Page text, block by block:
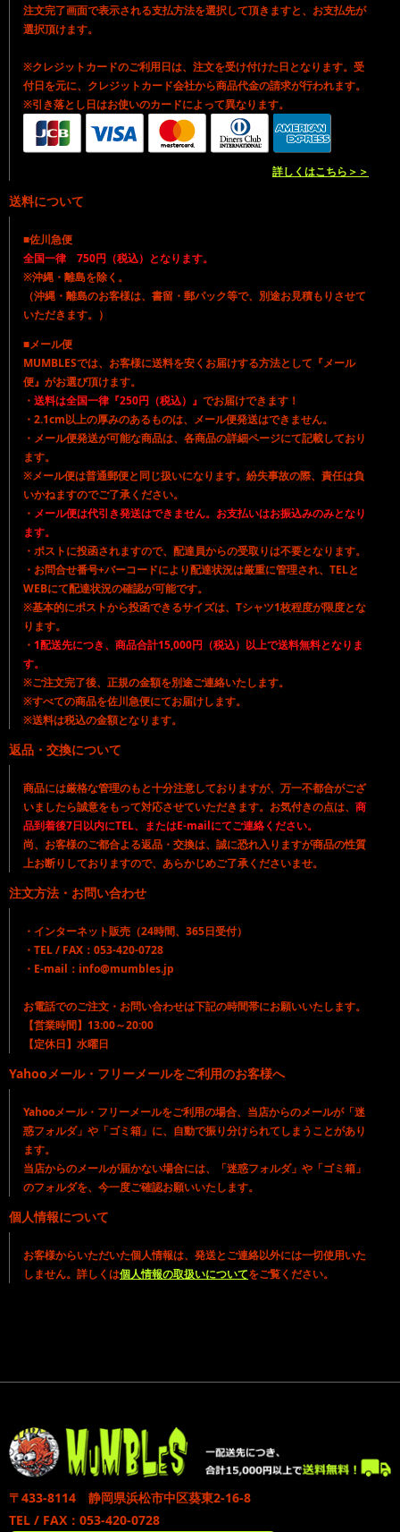
注文完了画面で表示される支払方法を選択して頂きますと、お支払先が
選択頂けます。
※クレジットカードのご利用日は、注文を受け付けた日となります。受
付日を元に、クレジットカード会社から商品代金の請求が行われます。
※引き落とし日はお使いのカードによって異なります。
詳しくはこちら＞＞
送料について
■佐川急便
全国一律 750円（税込）となります。
※沖縄・離島を除く。
（沖縄・離島のお客様は、書留・郵パック等で、別途お見積もりさせて
いただきます。）
■メール便
MUMBLESでは、お客様に送料を安くお届けする方法として『メール
便』がお選び頂けます。
・ 送料は全国一律『250円（税込）』 でお届けできます！
・2.1cm以上の厚みのあるものは、メール便発送はできません。
・メール便発送が可能な商品は、各商品の詳細ページにて記載しており
ます。
※メール便は普通郵便と同じ扱いになります。紛失事故の際、責任は負
いかねますのでご了承ください。
・ メール便は代引き発送はできません。お支払いはお振込みのみとなり
ます。
・ポストに投函されますので、配達員からの受取りは不要となります。
・お問合せ番号+バーコードにより配達状況は厳重に管理され、TELと
WEBにて配達状況の確認が可能です。
※基本的にポストから投函できるサイズは、Tシャツ1枚程度が限度とな
ります。
・ 1配送先につき、商品合計15,000円（税込）以上で送料無料となりま
す。
※ご注文完了後、正規の金額を別途ご連絡いたします。
※すべての商品を佐川急便にてお届けします。
※送料は税込の金額となります。
返品・交換について
商品には厳格な管理のもと十分注意しておりますが、万一不都合がござ
いましたら誠意をもって対応させていただきます。お気付きの点は、 商
品到着後7日以内にTEL、またはE-mailにてご連絡ください。
尚、お客様のご都合よる返品・交換は、誠に恐れ入りますが商品の性質
上お断りしておりますので、あらかじめご了承くださいませ。
注文方法・お問い合わせ
・インターネット販売（24時間、365日受付）
・TEL / FAX：053-420-0728
・E-mail：info@mumbles.jp
お電話でのご注文・お問い合わせは下記の時間帯にお願いいたします。
【営業時間】13:00～20:00
【定休日】水曜日
Yahooメール・フリーメールをご利用のお客様へ
Yahooメール・フリーメールをご利用の場合、当店からのメールが「迷
惑フォルダ」や「ゴミ箱」に、自動で振り分けられてしまうことがあり
ます。
当店からのメールが届かない場合には、「迷惑フォルダ」や「ゴミ箱」
のフォルダを、今一度ご確認お願いいたします。
個人情報について
お客様からいただいた個人情報は、発送とご連絡以外には一切使用いた
しません。詳しくは個人情報の取扱いについてをご覧ください。
〒433-8114 静岡県浜松市中区葵東2-16-8
TEL / FAX：053-420-0728